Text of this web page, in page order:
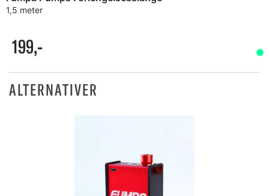
1,5 meter
199,-
ALTERNATIVER